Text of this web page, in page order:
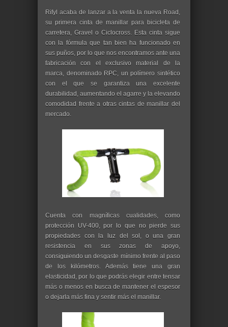
Rifyl acaba de lanzar a la venta la nueva Road,
su primera cinta de manillar para bicicleta de
carretera, Gravel o Ciclocross. Esta cinta sigue
con la fórmula que tan bien ha funcionado en
sus puños, por lo que nos encontramos ante una
fabricación con el exclusivo material de la
marca, denominado RPC, un polímero sintético
con el que se garantiza una excelente
durabilidad, aumentando el agarre y la elevando
comodidad frente a otras cintas de manillar del
mercado.
Cuenta con magníficas cualidades, como
protección UV-400, por lo que no pierde sus
propiedades con la luz del sol, o una gran
resistencia en sus zonas de apoyo,
consiguiendo un desgaste mínimo frente al paso
de los kilómetros. Además tiene una gran
elasticidad, por lo que podrás elegir entre tensar
más o menos en busca de mantener el espesor
o dejarla más fina y sentir más el manillar.